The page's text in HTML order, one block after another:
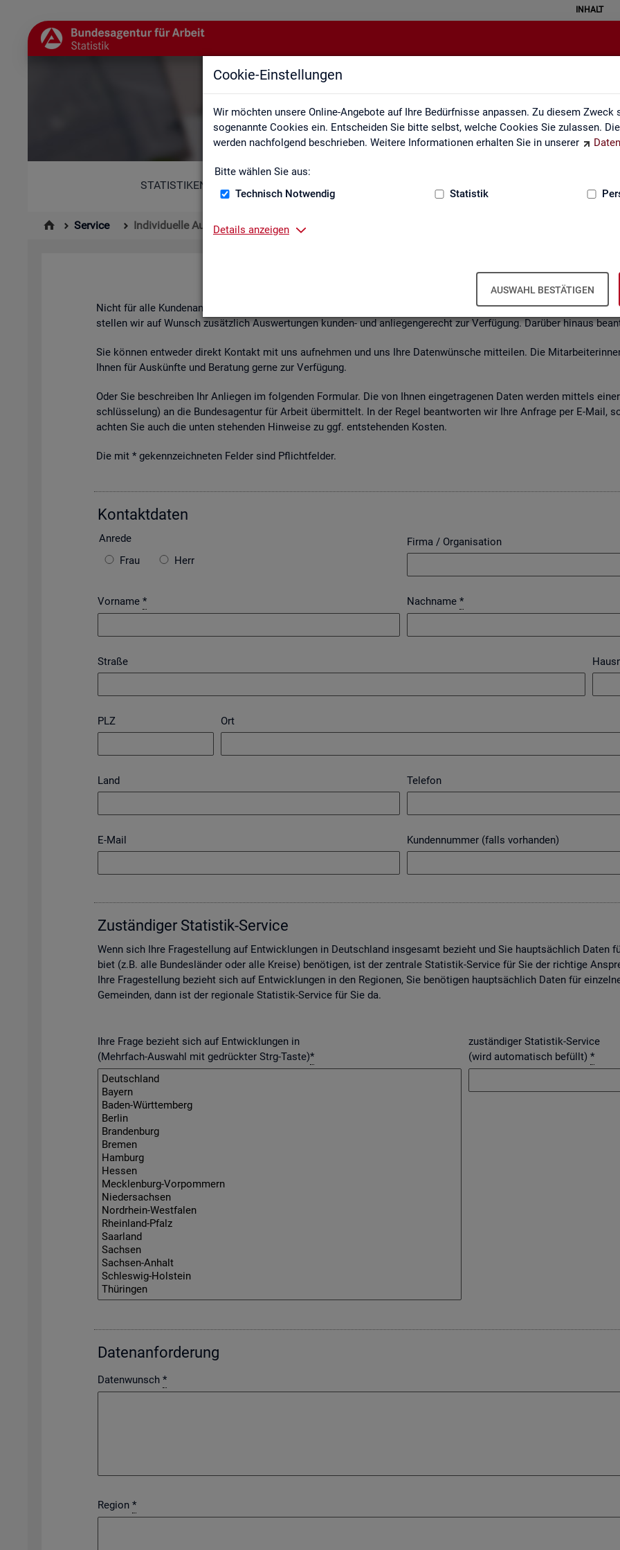
Cookie-Einstellungen
Wir möchten unsere Online-Angebote auf Ihre Bedürfnisse anpassen. Zu diesem Zweck
sogenannte Cookies ein. Entscheiden Sie bitte selbst, welche Cookies Sie zulassen.
werden nachfolgend beschrieben. Weitere Informationen erhalten Sie in unserer
Bitte wählen Sie aus:
Technisch Notwendig
Statistik
Details anzeigen
AUSWAHL BESTÄTIGEN
INHALT
Individuelle Auswertungsanliegen
STATISTIKEN
Service Individuelle Auswertungsanliegen
In­di­vi­du­el­le Aus­wer­tungs­an­lie­gen
Nicht für alle Kun­den­an­lie­gen ste­hen vor­be­rei­te­te pass­ge­naue Sta­tis­ti­ken in den Pro­duk­ten der Sta­tis­tik und
stel­len wir auf Wunsch zu­sätz­lich Aus­wer­tun­gen kun­den- und an­lie­gen­ge­recht zur Ver­fü­gung. Dar­über hin­aus
Sie kön­nen ent­we­der di­rekt Kon­takt mit uns auf­neh­men und uns Ihre Da­ten­wün­sche mit­tei­len. Die
Ihnen für Aus­künf­te und Be­ra­tung gerne zur Ver­fü­gung.
Oder Sie be­schrei­ben Ihr An­lie­gen im fol­gen­den For­mu­lar. Die von Ihnen ein­ge­tra­ge­nen Daten wer­den mit­tels
schlüs­se­lung) an die Bun­des­agen­tur für Ar­beit über­mit­telt. In der Regel be­ant­wor­ten wir Ihre An­fra­ge per E-Mail,
ach­ten Sie auch die unten ste­hen­den Hin­wei­se zu ggf. ent­ste­hen­den Kos­ten.
Die mit * ge­kenn­zeich­ne­ten Fel­der sind Pflicht­fel­der.
Kon­takt­da­ten
An­re­de
Frau
Herr
Firma / Organisation
Vorname * Nachname *
Straße
PLZ Ort
Land Telefon
E-Mail Kundennummer (falls vorhanden)
Zu­stän­di­ger Sta­tis­tik-Ser­vice
Wenn sich Ihre Fra­ge­stel­lung auf Ent­wick­lun­gen in Deutsch­land ins­ge­samt be­zieht und Sie haupt­säch­lich Daten
biet (z.B. alle Bun­des­län­der oder alle Krei­se) be­nö­ti­gen, ist der zen­tra­le Sta­tis­tik-Ser­vice für Sie der rich­ti­ge
Ihre Fra­ge­stel­lung be­zieht sich auf Ent­wick­lun­gen in den Re­gio­nen, Sie be­nö­ti­gen haupt­säch­lich Daten für
Ge­mein­den, dann ist der re­gio­na­le Sta­tis­tik-Ser­vice für Sie da.
Ihre Frage bezieht sich auf Entwicklungen in
(Mehrfach-Auswahl mit gedrückter Strg-Taste)*
zuständiger Statistik-Service
(wird automatisch befüllt) *
Da­ten­an­for­de­rung
Datenwunsch *
Region *